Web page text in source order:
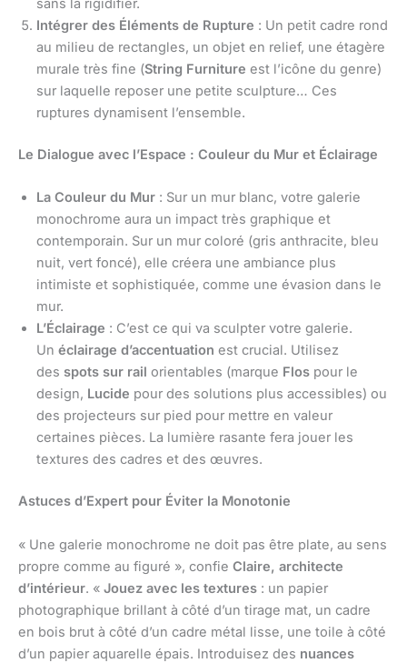
sans la rigidifier.
Intégrer des Éléments de Rupture : Un petit cadre rond
au milieu de rectangles, un objet en relief, une étagère
murale très fine (String Furniture est l’icône du genre)
sur laquelle reposer une petite sculpture… Ces
ruptures dynamisent l’ensemble.
Le Dialogue avec l’Espace : Couleur du Mur et Éclairage
La Couleur du Mur : Sur un mur blanc, votre galerie
monochrome aura un impact très graphique et
contemporain. Sur un mur coloré (gris anthracite, bleu
nuit, vert foncé), elle créera une ambiance plus
intimiste et sophistiquée, comme une évasion dans le
mur.
L’Éclairage : C’est ce qui va sculpter votre galerie.
Un éclairage d’accentuation est crucial. Utilisez
des spots sur rail orientables (marque Flos pour le
design, Lucide pour des solutions plus accessibles) ou
des projecteurs sur pied pour mettre en valeur
certaines pièces. La lumière rasante fera jouer les
textures des cadres et des œuvres.
Astuces d’Expert pour Éviter la Monotonie
« Une galerie monochrome ne doit pas être plate, au sens
propre comme au figuré », confie Claire, architecte
d’intérieur. « Jouez avec les textures : un papier
photographique brillant à côté d’un tirage mat, un cadre
en bois brut à côté d’un cadre métal lisse, une toile à côté
d’un papier aquarelle épais. Introduisez des nuances